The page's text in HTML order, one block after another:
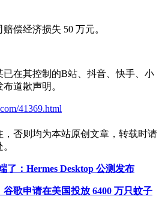
赔偿经济损失 50 万元。
在其控制的B站、抖音、快手、小
道歉声明。
41369.html
，否则均为本站原创文章，转载时请
了：Hermes Desktop 公测发布
歌申请在美国投放 6400 万只蚊子